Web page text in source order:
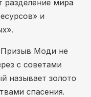
разделение мира
и
Призыв Моди не
с советами
называет золото
спасения.